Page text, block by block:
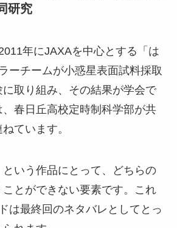
研究
年にJAXAを中心とする「は
ーチームが小惑星表面試料採取
取り組み、その結果が学会で
春日丘高校定時制科学部が共
ています。
という作品にとって、どちらの
とができない要素です。これ
は最終回のネタバレとしてとっ